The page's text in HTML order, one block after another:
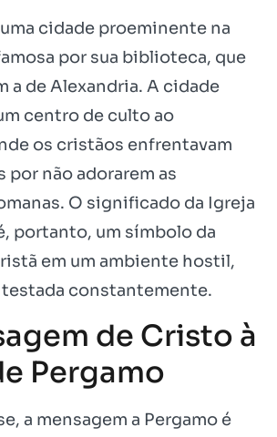
cidade proeminente na
por sua biblioteca, que
a de Alexandria. A cidade
centro de culto ao
os cristãos enfrentavam
por não adorarem as
O significado da Igreja
portanto, um símbolo da
em um ambiente hostil,
testada constantemente.
de Cristo à
Pergamo
a mensagem a Pergamo é